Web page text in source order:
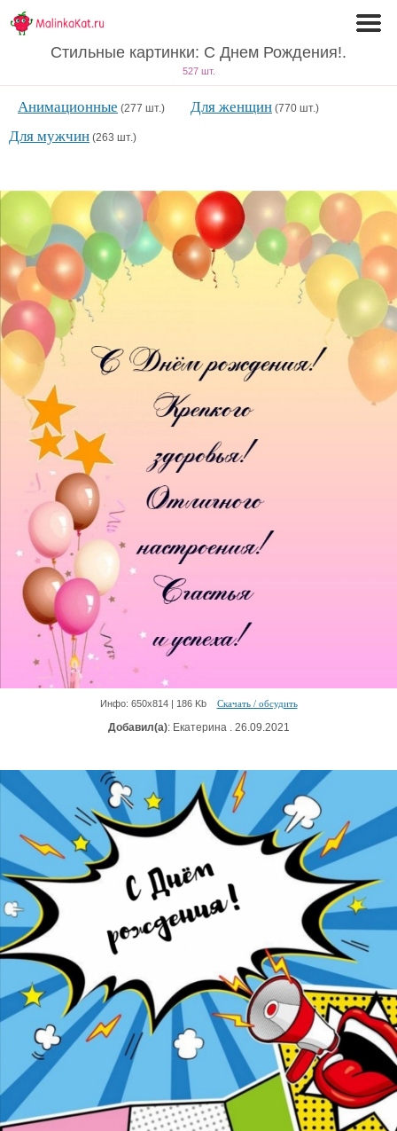
Стильные картинки: С Днем Рождения!.
527 шт.
Анимационные (277 шт.) Для женщин (770 шт.)
Для мужчин (263 шт.)
Инфо: 650х814 | 186 Kb Скачать / обсудить
Добавил(а): Екатерина . 26.09.2021